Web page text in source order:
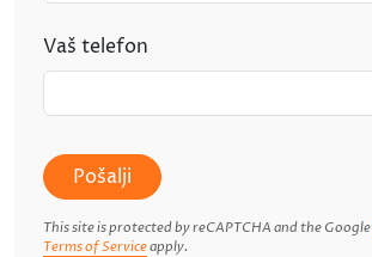
Vaš telefon
Pošalji
This site is protected by reCAPTCHA and the Google
Terms of Serviceapply.